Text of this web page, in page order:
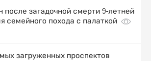
после загадочной смерти 9-летней
семейного похода с палаткой
загруженных проспектов